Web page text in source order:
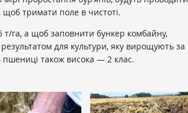
тримати поле в чистоті.
га, а щоб заповнити бункер комбайну,
для культури, яку вирощують за
пшениці також висока — 2 клас.